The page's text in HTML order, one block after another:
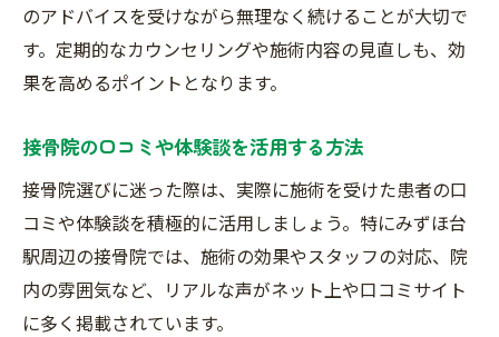
のアドバイスを受けながら無理なく続けることが大切で
す。定期的なカウンセリングや施術内容の見直しも、効
果を高めるポイントとなります。
接骨院の口コミや体験談を活用する方法
接骨院選びに迷った際は、実際に施術を受けた患者の口
コミや体験談を積極的に活用しましょう。特にみずほ台
駅周辺の接骨院では、施術の効果やスタッフの対応、院
内の雰囲気など、リアルな声がネット上や口コミサイト
に多く掲載されています。